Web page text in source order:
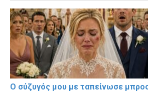
Ο σύζυγός μου με ταπείνωσε